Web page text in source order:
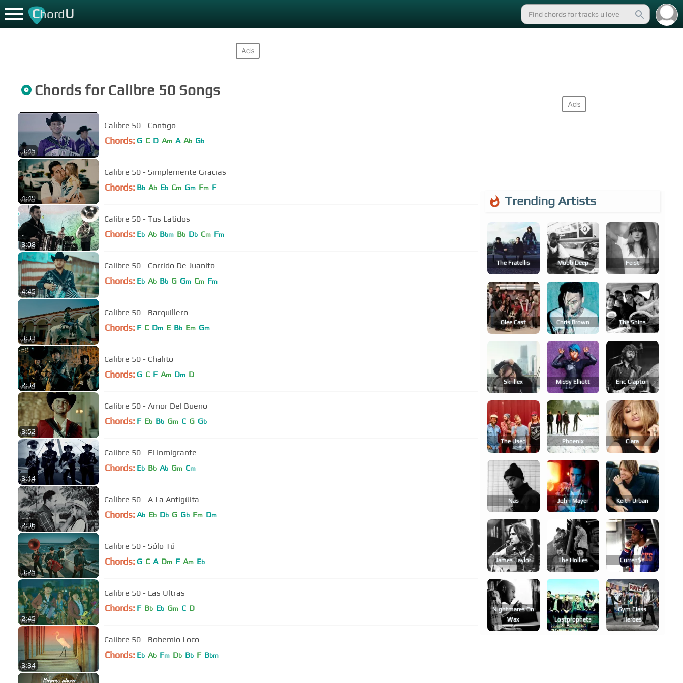
ChordU
Chords for Calibre 50 Songs
3:45
Calibre 50 - Contigo
Chords: G C D Am A Ab Gb
4:49
Calibre 50 - Simplemente Gracias
Chords: Bb Ab Eb Cm Gm Fm F
3:08
Calibre 50 - Tus Latidos
Chords: Eb Ab Bbm Bb Db Cm Fm
4:45
Calibre 50 - Corrido De Juanito
Chords: Eb Ab Bb G Gm Cm Fm
3:33
Calibre 50 - Barquillero
Chords: F C Dm E Bb Em Gm
2:34
Calibre 50 - Chalito
Chords: G C F Am Dm D
3:52
Calibre 50 - Amor Del Bueno
Chords: F Eb Bb Gm C G Gb
3:14
Calibre 50 - El Inmigrante
Chords: Eb Bb Ab Gm Cm
2:36
Calibre 50 - A La Antigüita
Chords: Ab Eb Db G Gb Fm Dm
3:25
Calibre 50 - Sólo Tú
Chords: G C A Dm F Am Eb
2:45
Calibre 50 - Las Ultras
Chords: F Bb Eb Gm C D
3:34
Calibre 50 - Bohemio Loco
Chords: Eb Ab Fm Db Bb F Bbm
Trending Artists
The Fratellis Mobb Deep Feist
Glee Cast Chris Brown The Shins
Skrillex Missy Elliott Eric Clapton
The Used Phoenix Ciara
Nas John Mayer Keith Urban
James Taylor The Hollies Curren$y
Nightmares On
Wax
Lostprophets
Gym Class
Heroes